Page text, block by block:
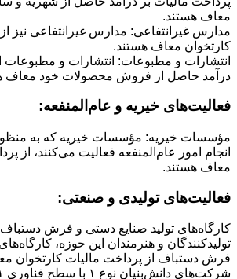
معاف هستند.
مدارس غیرانتفاعی: مدارس غیرانتفاعی نیز
کارتخوان معاف هستند.
انتشارات و مطبوعات: انتشارات و مطبوعات
درآمد حاصل از فروش محصولات خود معاف
فعالیت‌های خیریه و عام‌المنفعه:
مؤسسات خیریه: مؤسسات خیریه که به
انجام امور عام‌المنفعه فعالیت می‌کنند، از
معاف هستند.
فعالیت‌های تولیدی و صنعتی:
کارگاه‌های تولید صنایع دستی و فرش
تولیدکنندگان و هنرمندان این حوزه،
فرش دستباف از پرداخت مالیات کارتخوان